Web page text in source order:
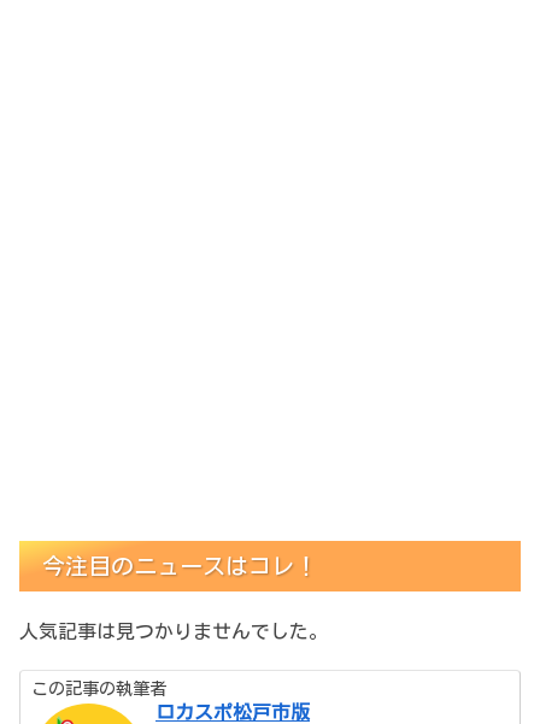
今注目のニュースはコレ！
人気記事は見つかりませんでした。
この記事の執筆者
ロカスポ松戸市版